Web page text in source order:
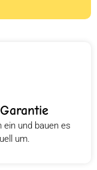
ein und bauen es
um.